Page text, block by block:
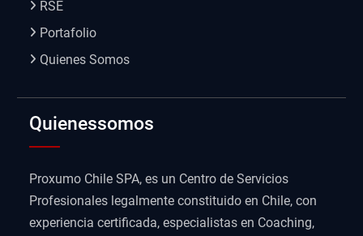
RSE
Portafolio
Quienes Somos
Quienessomos
Proxumo Chile SPA, es un Centro de Servicios
Profesionales legalmente constituido en Chile, con
experiencia certificada, especialistas en Coaching,